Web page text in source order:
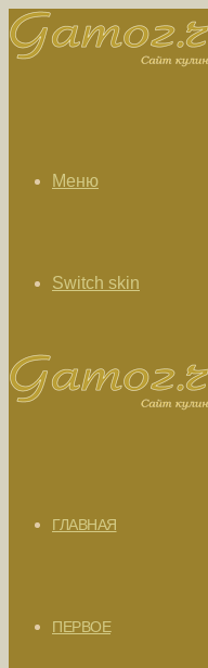
Меню
Switch skin
ГЛАВНАЯ
ПЕРВОЕ